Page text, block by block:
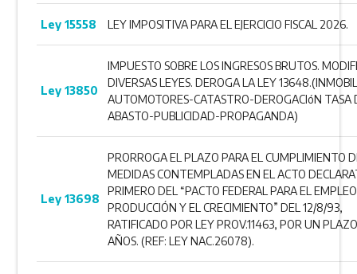
Ley 15558 LEY IMPOSITIVA PARA EL EJERCICIO FISCAL 2026.
Ley 13850
IMPUESTO SOBRE LOS INGRESOS BRUTOS.
DIVERSAS LEYES. DEROGA LA LEY
AUTOMOTORES-CATASTRO-DEROGACIóN TASA
ABASTO-PUBLICIDAD-PROPAGANDA)
Ley 13698
PRORROGA EL PLAZO PARA EL CUMPLIMIENTO
MEDIDAS CONTEMPLADAS EN EL ACTO
PRIMERO DEL “PACTO FEDERAL PARA EL
PRODUCCIÓN Y EL CRECIMIENTO” DEL 12/8/93,
RATIFICADO POR LEY PROV.11463, POR UN
AÑOS. (REF: LEY NAC.26078).